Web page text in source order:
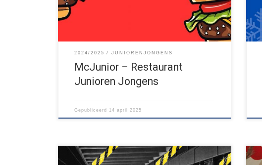
2024/2025 JUNIORENJONGENS
McJunior – Restaurant
Junioren Jongens
Gepubliceerd 14 april 2025